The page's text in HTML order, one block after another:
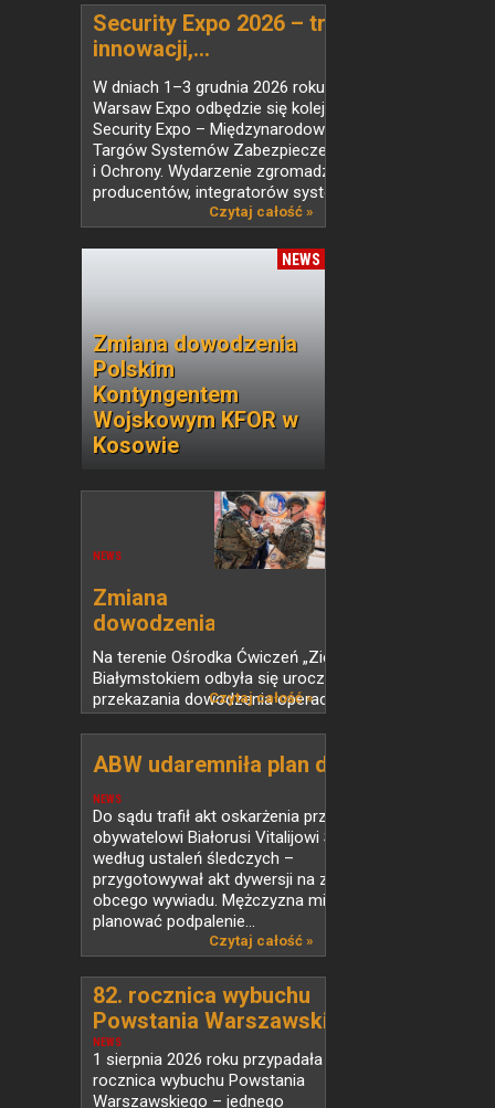
Security Expo 2026 – trzy dni
innowacji,...
W dniach 1–3 grudnia 2026 roku w Ptak
Warsaw Expo odbędzie się kolejna edycja
Security Expo – Międzynarodowych
Targów Systemów Zabezpieczeń
i Ochrony. Wydarzenie zgromadzi
producentów, integratorów systemów,...
Czytaj całość »
NEWS
Zmiana dowodzenia
Polskim
Kontyngentem
Wojskowym KFOR w
Kosowie
NEWS
Zmiana
dowodzenia
w operacji...
Na terenie Ośrodka Ćwiczeń „Zielona” pod
Białymstokiem odbyła się uroczystość
przekazania dowodzenia operacją
„Bezpieczne Podlasie”. Obowiązki
po żołnierzach 18 Dywizji
Zmechanizowanej przejęła 12...
Czytaj całość »
NEWS
ABW udaremniła plan dywersji
Do sądu trafił akt oskarżenia przeciwko
obywatelowi Białorusi Vitalijowi S., który –
według ustaleń śledczych –
przygotowywał akt dywersji na zlecenie
obcego wywiadu. Mężczyzna miał
planować podpalenie...
Czytaj całość »
NEWS
82. rocznica wybuchu
Powstania Warszawskiego
1 sierpnia 2026 roku przypadała 82.
rocznica wybuchu Powstania
Warszawskiego – jednego